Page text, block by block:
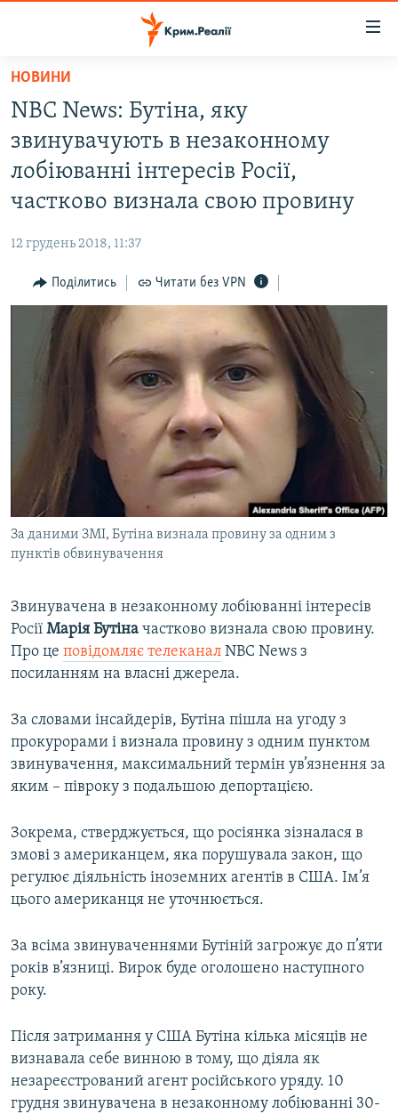
Перейти
основного
матеріалу
Перейти
до
основної
Перейти
пошуку
ВІДЕО ТА ФОТО
ПОГЛЯД
ІНТЕРВ'Ю
ВСЕ ЗА ДЕНЬ
СПЕЦПРОЕКТИ
ВІДЕОУРОКИ «ELIFBE»
СВІДЧЕННЯ ОКУПАЦІЇ
УКРАЇНСЬКА ПРОБЛЕМА КРИМУ
ІНФОГРАФІКА
ЯК ОБІЙТИ БЛОКУВАННЯ
Qırımtatar
ДОЛУЧАЙСЯ!
НОВИНИ
NBC News: Бутіна, яку
звинувачують в незаконному
лобіюванні інтересів Росії,
частково визнала свою провину
12 грудень 2018, 11:37
Поділитись Читати без VPN
За даними ЗМІ, Бутіна визнала провину за одним з
пунктів обвинувачення
Звинувачена в незаконному лобіюванні інтересів
Росії Марія Бутіна частково визнала свою провину.
Про це повідомляє телеканал NBC News з
посиланням на власні джерела.
За словами інсайдерів, Бутіна пішла на угоду з
прокурорами і визнала провину з одним пунктом
звинувачення, максимальний термін ув’язнення за
яким – півроку з подальшою депортацією.
Зокрема, стверджується, що росіянка зізналася в
змові з американцем, яка порушувала закон, що
регулює діяльність іноземних агентів в США. Ім’я
цього американця не уточнюється.
За всіма звинуваченнями Бутіній загрожує до п’яти
років в’язниці. Вирок буде оголошено наступного
року.
Після затримання у США Бутіна кілька місяців не
визнавала себе винною в тому, що діяла як
незареєстрований агент російського уряду. 10
грудня звинувачена в незаконному лобіюванні 30-